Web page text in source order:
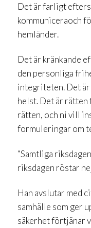
Det är farligt
kommuniceraoch
hemländer.
Det är kränkande
den personliga
integriteten. Det
helst. Det är
rätten, och ni vill
formuleringar om
“Samtliga
riksdagen röstar
Han avslutar med
samhälle som ger
säkerhet förtjänar